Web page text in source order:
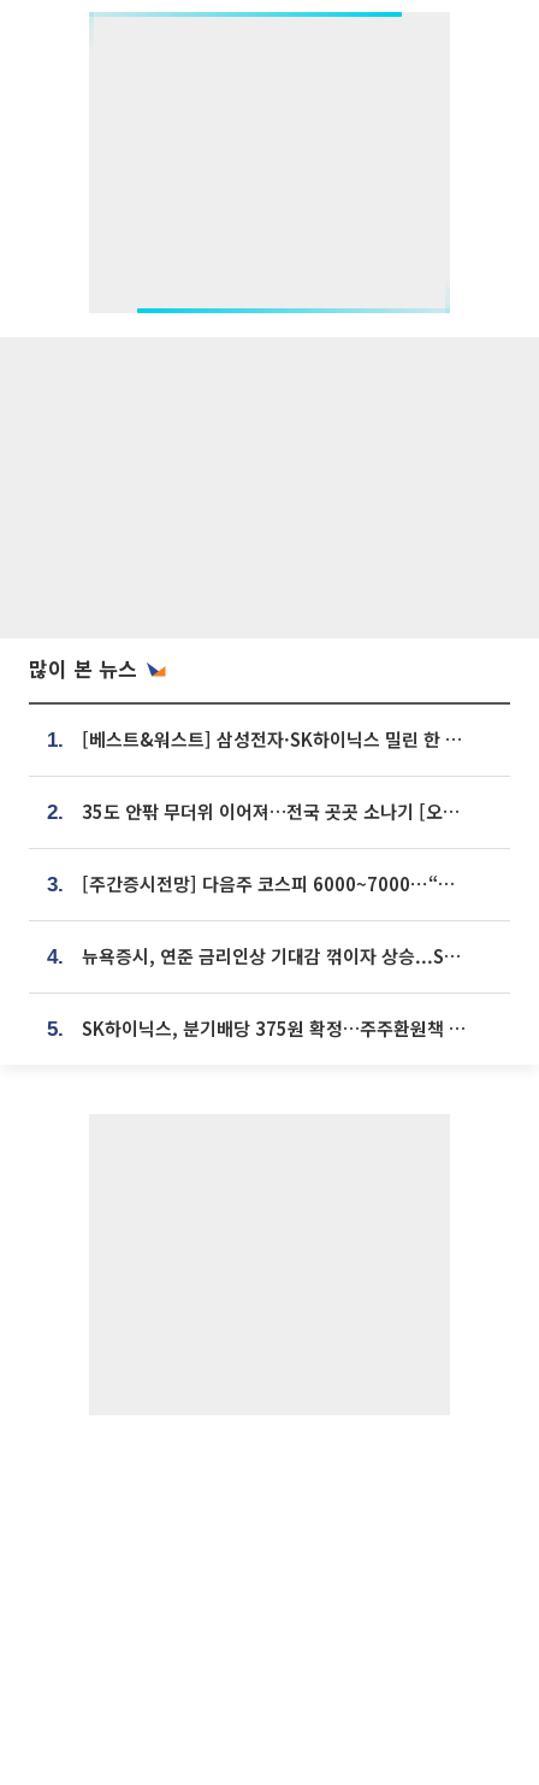
많이 본 뉴스
1. [베스트&워스트] 삼성전자·SK하이닉스 밀린 한 주…상상인증권은 85% 급등
2. 35도 안팎 무더위 이어져…전국 곳곳 소나기 [오늘 날씨]
3. [주간증시전망] 다음주 코스피 6000~7000⋯“外人 수급은 정책이 변수”
4. 뉴욕증시, 연준 금리인상 기대감 꺾이자 상승...S&P500 사상 최고치 [종합]
5. SK하이닉스, 분기배당 375원 확정…주주환원책 9월로 앞당겨 발표